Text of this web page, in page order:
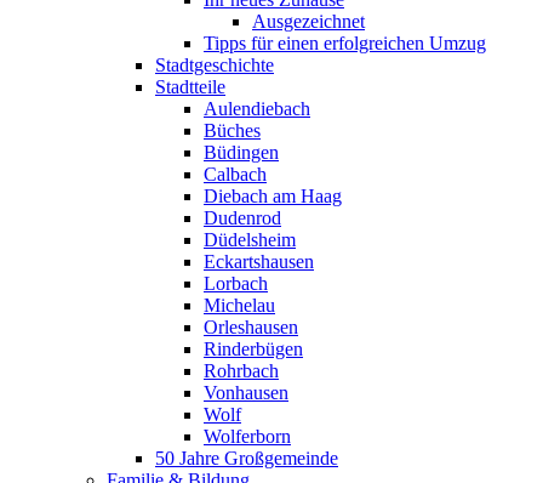
Ausgezeichnet
Tipps für einen erfolgreichen Umzug
Stadtgeschichte
Stadtteile
Aulendiebach
Büches
Büdingen
Calbach
Diebach am Haag
Dudenrod
Düdelsheim
Eckartshausen
Lorbach
Michelau
Orleshausen
Rinderbügen
Rohrbach
Vonhausen
Wolf
Wolferborn
50 Jahre Großgemeinde